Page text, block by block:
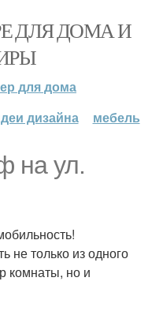
ДЛЯ ДОМА И
для дома
дизайна мебель
на ул.
не только из одного
комнаты, но и